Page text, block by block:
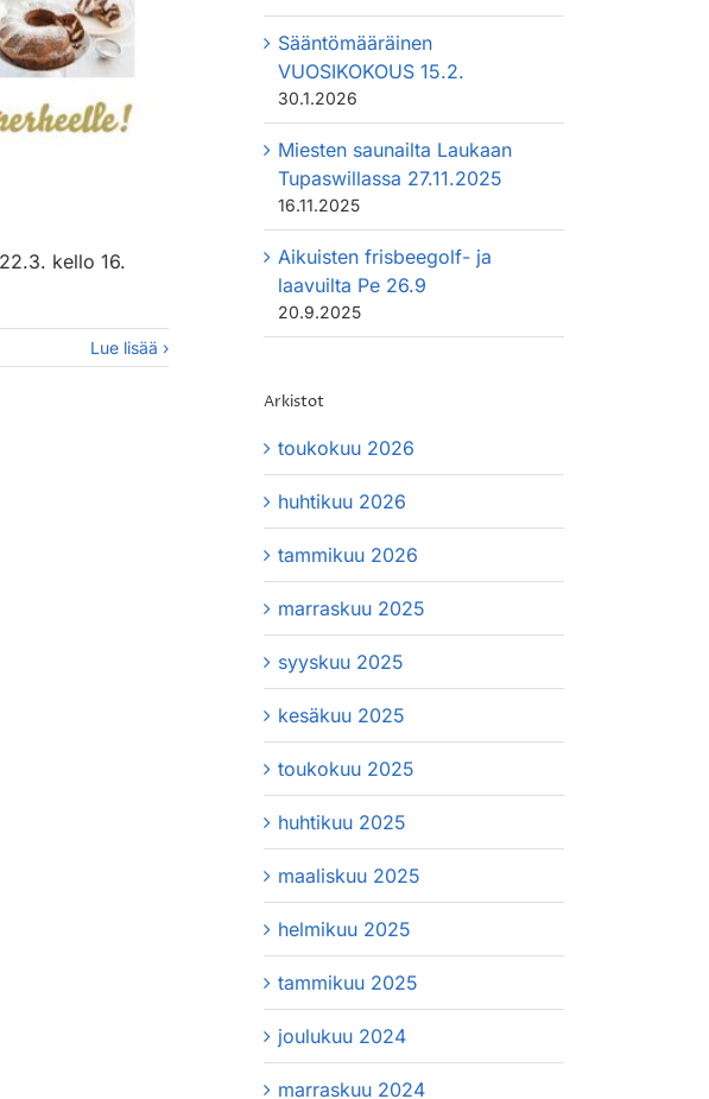
kello 16.
Sääntömääräinen
VUOSIKOKOUS 15.2.
30.1.2026
Miesten saunailta Laukaan
Tupaswillassa 27.11.2025
16.11.2025
Aikuisten frisbeegolf- ja
laavuilta Pe 26.9
20.9.2025
Arkistot
toukokuu 2026
huhtikuu 2026
tammikuu 2026
marraskuu 2025
syyskuu 2025
kesäkuu 2025
toukokuu 2025
huhtikuu 2025
maaliskuu 2025
helmikuu 2025
tammikuu 2025
joulukuu 2024
marraskuu 2024